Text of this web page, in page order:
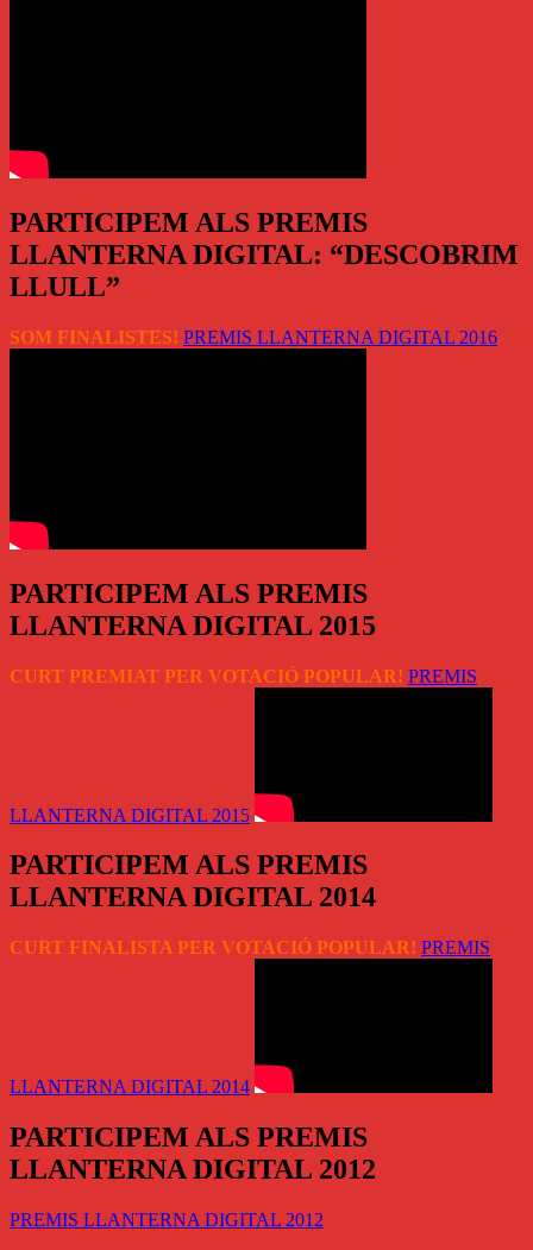
PARTICIPEM ALS PREMIS
LLANTERNA DIGITAL: “DESCOBRIM
LLULL”
SOM FINALISTES! PREMIS LLANTERNA DIGITAL 2016
PARTICIPEM ALS PREMIS
LLANTERNA DIGITAL 2015
CURT PREMIAT PER VOTACIÓ POPULAR! PREMIS
LLANTERNA DIGITAL 2015
PARTICIPEM ALS PREMIS
LLANTERNA DIGITAL 2014
CURT FINALISTA PER VOTACIÓ POPULAR! PREMIS
LLANTERNA DIGITAL 2014
PARTICIPEM ALS PREMIS
LLANTERNA DIGITAL 2012
PREMIS LLANTERNA DIGITAL 2012